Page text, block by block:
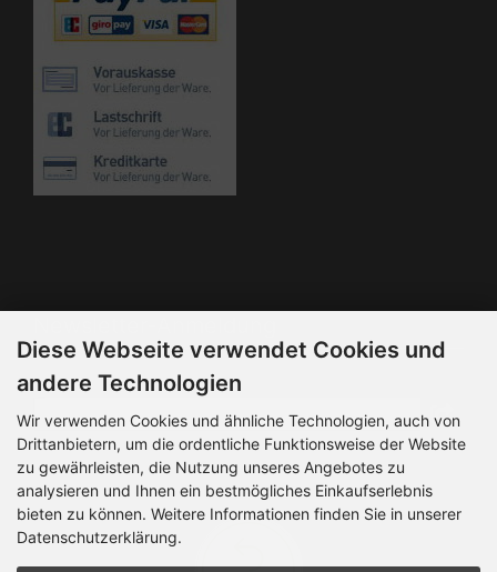
Der Newsletter kann jederzeit hier oder in Ihrem Kundenkonto
abbestellt werden.
Diese Webseite verwendet Cookies und
andere Technologien
Wir verwenden Cookies und ähnliche Technologien, auch von
Drittanbietern, um die ordentliche Funktionsweise der Website
zu gewährleisten, die Nutzung unseres Angebotes zu
analysieren und Ihnen ein bestmögliches Einkaufserlebnis
bieten zu können. Weitere Informationen finden Sie in unserer
Datenschutzerklärung.